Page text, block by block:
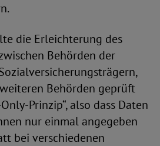
die Erleichterung des
Behörden der
Behörden geprüft
Prinzip“, also dass Daten
nur einmal angegeben
bei verschiedenen